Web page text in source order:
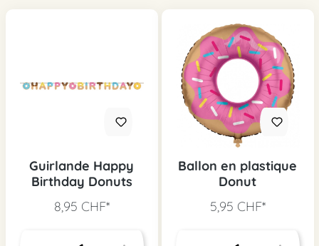
Guirlande Happy
Birthday Donuts
8,95 CHF*
Ballon en plastique
Donut
5,95 CHF*